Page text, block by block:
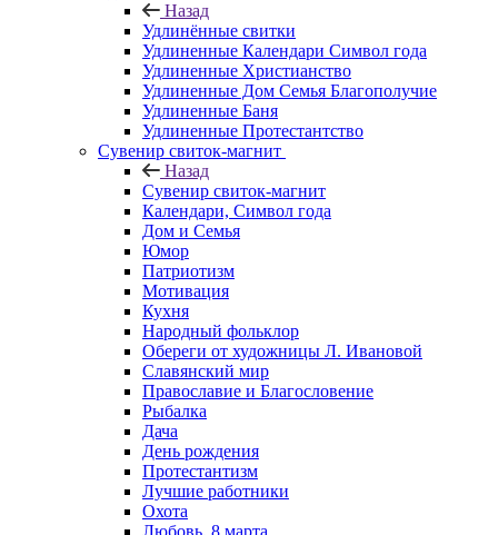
Назад
Удлинённые свитки
Удлиненные Календари Символ года
Удлиненные Христианство
Удлиненные Дом Семья Благополучие
Удлиненные Баня
Удлиненные Протестантство
Сувенир свиток-магнит
Назад
Сувенир свиток-магнит
Календари, Символ года
Дом и Семья
Юмор
Патриотизм
Мотивация
Кухня
Народный фольклор
Обереги от художницы Л. Ивановой
Славянский мир
Православие и Благословение
Рыбалка
Дача
День рождения
Протестантизм
Лучшие работники
Охота
Любовь, 8 марта